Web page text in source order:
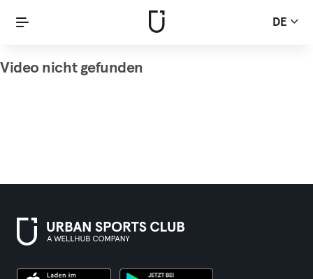
DE
Video nicht gefunden